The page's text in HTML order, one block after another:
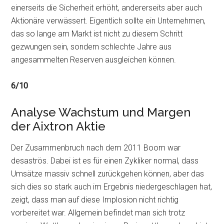
einerseits die Sicherheit erhöht, andererseits aber auch
Aktionäre verwässert. Eigentlich sollte ein Unternehmen,
das so lange am Markt ist nicht zu diesem Schritt
gezwungen sein, sondern schlechte Jahre aus
angesammelten Reserven ausgleichen können.
6/10
Analyse Wachstum und Margen
der Aixtron Aktie
Der Zusammenbruch nach dem 2011 Boom war
desaströs. Dabei ist es für einen Zykliker normal, dass
Umsätze massiv schnell zurückgehen können, aber das
sich dies so stark auch im Ergebnis niedergeschlagen hat,
zeigt, dass man auf diese Implosion nicht richtig
vorbereitet war. Allgemein befindet man sich trotz